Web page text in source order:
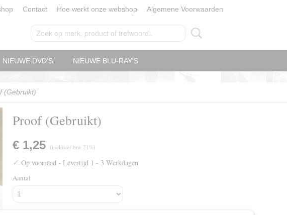
Contact Hoe werkt onze webshop Algemene Voorwaarden
NIEUWE DVD'S NIEUWE BLU-RAY'S
(Gebruikt)
Proof (Gebruikt)
€ 1,25 (inclusief btw 21%)
✓ Op voorraad - Levertijd 1 - 3 Werkdagen
Aantal